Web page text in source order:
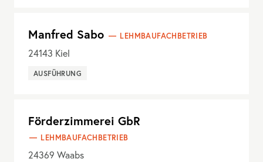
Manfred Sabo LEHMBAUFACHBETRIEB
24143 Kiel
AUSFÜHRUNG
Förderzimmerei GbR
LEHMBAUFACHBETRIEB
24369 Waabs